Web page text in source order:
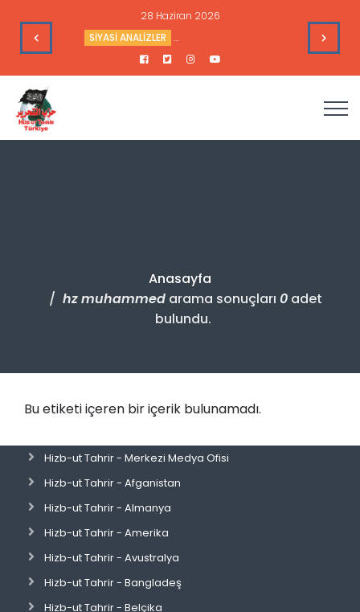
28 Haziran 2026
Toplantısı - 9 Haziran 2026
SİYASİ ANALİZLER Sudan’daki Durum ve Amerika’nın
Anasayfa
hz muhammedarama sonuçları 0adet
bulundu.
Bu etiketi içeren bir içerik bulunamadı.
Hizb-ut Tahrir - Merkezi Medya Ofisi
Hizb-ut Tahrir - Afganistan
Hizb-ut Tahrir - Almanya
Hizb-ut Tahrir - Amerika
Hizb-ut Tahrir - Avustralya
Hizb-ut Tahrir - Bangladeş
Hizb-ut Tahrir - Belçika